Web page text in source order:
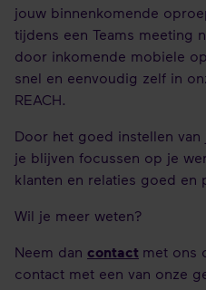
jouw binnenkomende
tijdens een Teams meeting
door inkomende mobiele
snel en eenvoudig zelf in
REACH.
Door het goed instellen
je blijven focussen op je
klanten en relaties goed en
Wil je meer weten?
Neem dan contact met ons
contact met een van onze